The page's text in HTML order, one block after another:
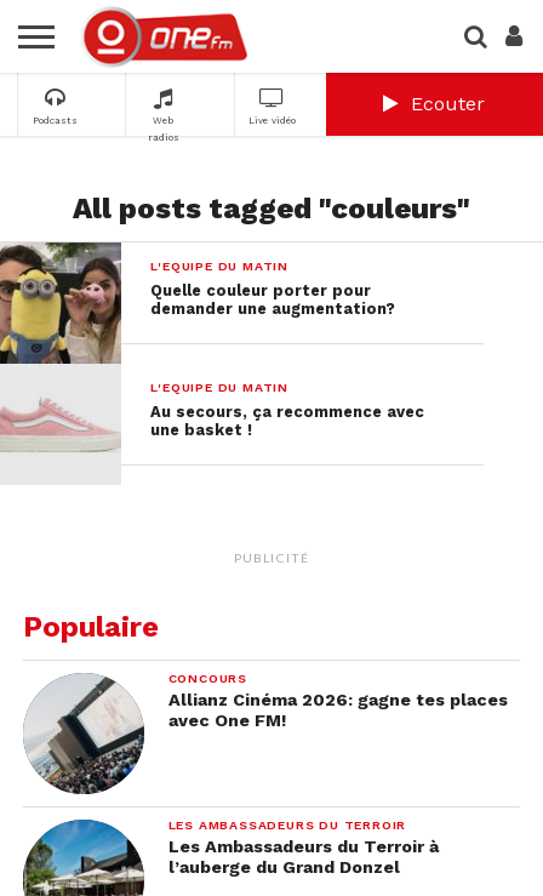
Podcasts
Web
radios
Live vidéo
Ecouter
All posts tagged "couleurs"
L'EQUIPE DU MATIN
Quelle couleur porter pour
demander une augmentation?
L'EQUIPE DU MATIN
Au secours, ça recommence avec
une basket !
PUBLICITÉ
Populaire
CONCOURS
Allianz Cinéma 2026: gagne tes places
avec One FM!
LES AMBASSADEURS DU TERROIR
Les Ambassadeurs du Terroir à
l’auberge du Grand Donzel